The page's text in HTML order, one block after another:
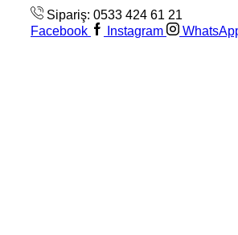
Sipariş: 0533 424 61 21
Facebook
Instagram